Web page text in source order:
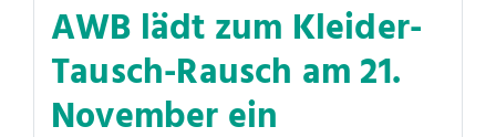
AWB lädt zum Kleider-
Tausch-Rausch am 21.
November ein